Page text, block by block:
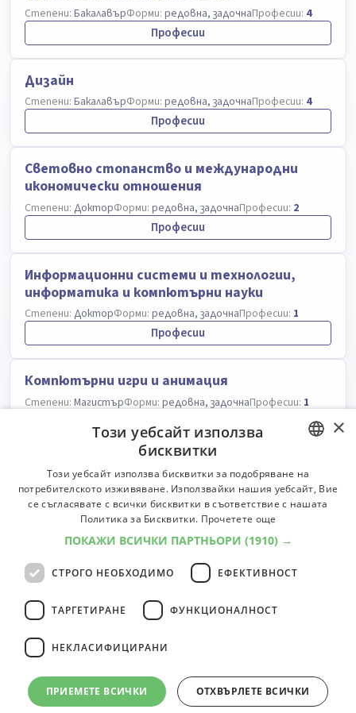
Степени: БакалавърФорми: редовна, задочнаПрофесии: 4
Професии
Дизайн
Степени: БакалавърФорми: редовна, задочнаПрофесии: 4
Професии
Световно стопанство и международни
икономически отношения
Степени: ДокторФорми: редовна, задочнаПрофесии: 2
Професии
Информационни системи и технологии,
информатика и компютърни науки
Степени: ДокторФорми: редовна, задочнаПрофесии: 1
Професии
Компютърни игри и анимация
Степени: МагистърФорми: редовна, задочнаПрофесии: 1
Софтуерно инженерство
Степени:МагистърФорми:редовна, задочнаПрофесии:1
Професии
Информатика и компютърни науки
Степени: БакалавърФорми:редовна, задочна Професии:
Професии
44специалности 1
BULGARIAN
ENGLISH
×
Този уебсайт използва
бисквитки
Този уебсайт използва бисквитки за подобряване на
потребителското изживяване. Използвайки нашия уебсайт, Вие
се съгласявате с всички бисквитки в съответствие с нашата
Политика за Бисквитки. Прочетете още
ПОКАЖИ ВСИЧКИ ПАРТНЬОРИ (1910) →
СТРОГО НЕОБХОДИМО ЕФЕКТИВНОСТ
ТАРГЕТИРАНЕ ФУНКЦИОНАЛНОСТ
НЕКЛАСИФИЦИРАНИ
ПРИЕМЕТЕ ВСИЧКИ ОТХВЪРЛЕТЕ ВСИЧКИ